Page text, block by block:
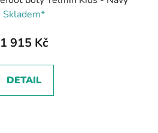
Skladem*
1 915 Kč
DETAIL